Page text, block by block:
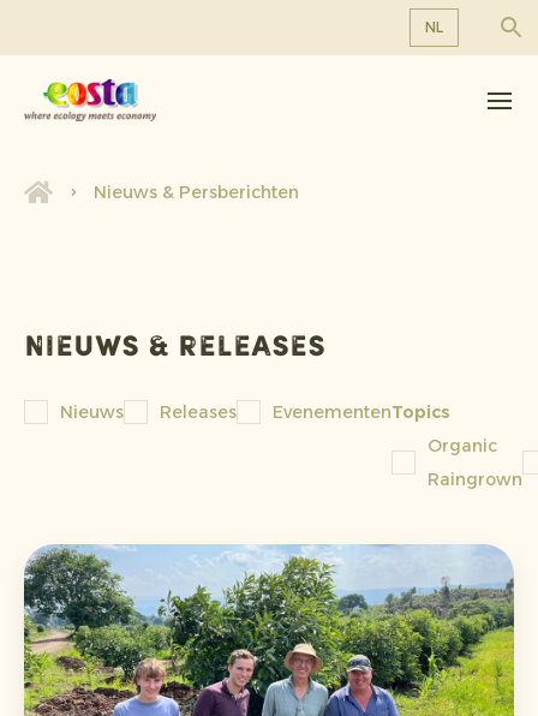
NL
Over ons
Producten
Duurzaamheid
Nieuws & Persberichten
Nieuws & releases
Nieuws Releases EvenementenTopics
Organic
Raingrown